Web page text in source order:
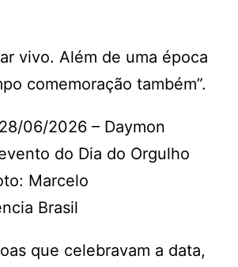
vivo. Além de uma época
comemoração também”.
06/2026 – Daymon
do Dia do Orgulho
Marcelo
Brasil
que celebravam a data,